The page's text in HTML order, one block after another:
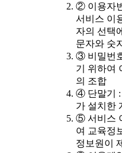
② 이용자
서비스 이
자의 선택
문자와 숫
③ 비밀번
기 위하여
의 조합
④ 단말기 :
가 설치한
⑤ 서비스
여 교육정
정보원이